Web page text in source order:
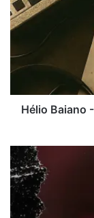
-
Ndjinessangala
Tchamb,
Pro)
Hélio Baiano
Ivandra
Caxarel
-
N-
D-